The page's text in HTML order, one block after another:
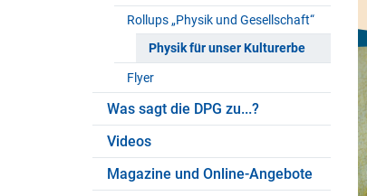
Rollups „Physik und Gesellschaft“
Physik für unser Kulturerbe
Flyer
Was sagt die DPG zu...?
Videos
Magazine und Online-Angebote